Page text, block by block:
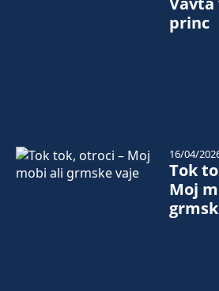
princ
Tok
Moj
16/04/